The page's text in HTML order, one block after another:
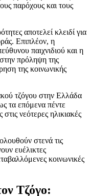
παρόχους και τους
αποτελεί κλειδί για
Επιπλέον, η
παιχνιδιού και η
πρόληψη της
της κοινωνικής
τζόγου στην Ελλάδα
τα επόμενα πέντε
νεότερες ηλικιακές
στενά τις
ευέλικτες
κοινωνικές
Τζόγο: